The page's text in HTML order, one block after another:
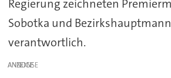
Regierung zeichneten
Sobotka und
verantwortlich.
ANZEIGE